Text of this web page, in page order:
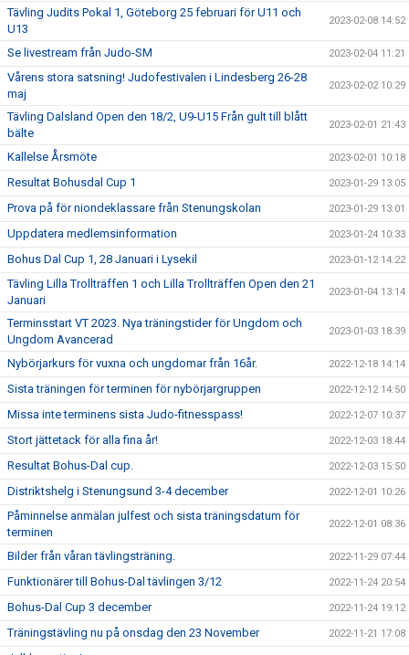
Tävling Judits Pokal 1, Göteborg 25 februari för U11 och
U13
2023-02-08 14:52
Se livestream från Judo-SM 2023-02-04 11:21
Vårens stora satsning! Judofestivalen i Lindesberg 26-28
maj
2023-02-02 10:29
Tävling Dalsland Open den 18/2, U9-U15 Från gult till blått
bälte
2023-02-01 21:43
Kallelse Årsmöte 2023-02-01 10:18
Resultat Bohusdal Cup 1 2023-01-29 13:05
Prova på för niondeklassare från Stenungskolan 2023-01-29 13:01
Uppdatera medlemsinformation 2023-01-24 10:33
Bohus Dal Cup 1, 28 Januari i Lysekil 2023-01-12 14:22
Tävling Lilla Trollträffen 1 och Lilla Trollträffen Open den 21
Januari
2023-01-04 13:14
Terminsstart VT 2023. Nya träningstider för Ungdom och
Ungdom Avancerad
2023-01-03 18:39
Nybörjarkurs för vuxna och ungdomar från 16år. 2022-12-18 14:14
Sista träningen för terminen för nybörjargruppen 2022-12-12 14:50
Missa inte terminens sista Judo-fitnesspass! 2022-12-07 10:37
Stort jättetack för alla fina år! 2022-12-03 18:44
Resultat Bohus-Dal cup. 2022-12-03 15:50
Distriktshelg i Stenungsund 3-4 december 2022-12-01 10:26
Påminnelse anmälan julfest och sista träningsdatum för
terminen
2022-12-01 08:36
Bilder från våran tävlingsträning. 2022-11-29 07:44
Funktionärer till Bohus-Dal tävlingen 3/12 2022-11-24 20:54
Bohus-Dal Cup 3 december 2022-11-24 19:12
Träningstävling nu på onsdag den 23 November 2022-11-21 17:08